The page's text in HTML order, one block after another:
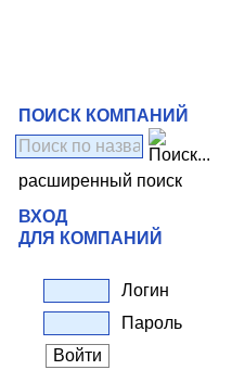
ПОИСК КОМПАНИЙ
расширенный поиск
ВХОД
ДЛЯ КОМПАНИЙ
Логин
Пароль